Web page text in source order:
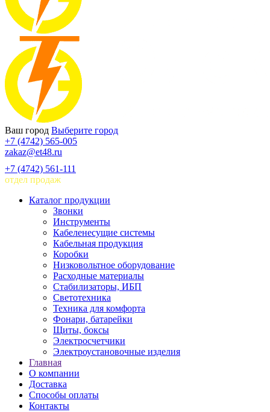
Ваш город Выберите город
+7 (4742) 565-005
zakaz@et48.ru
+7 (4742) 561-111
отдел продаж
Каталог продукции
Звонки
Инструменты
Кабеленесущие системы
Кабельная продукция
Коробки
Низковольтное оборудование
Расходные материалы
Стабилизаторы, ИБП
Светотехника
Техника для комфорта
Фонари, батарейки
Щиты, боксы
Электросчетчики
Электроустановочные изделия
Главная
О компании
Доставка
Способы оплаты
Контакты